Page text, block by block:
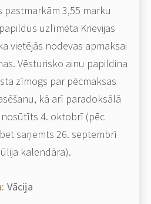
pastmarkām 3,55 marku
uzlīmēta Krievijas
vietējās nodevas apmaksai
Vēsturisko ainu papildina
zīmogs par pēcmaksas
kā arī paradoksālā
4. oktobrī (pēc
saņemts 26. septembrī
kalendāra).
Vācija